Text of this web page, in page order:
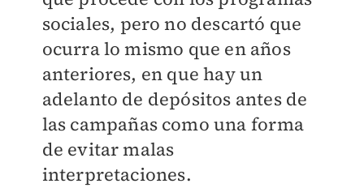
sociales, pero no descartó que
ocurra lo mismo que en años
anteriores, en que hay un
adelanto de depósitos antes de
las campañas como una forma
de evitar malas
interpretaciones.